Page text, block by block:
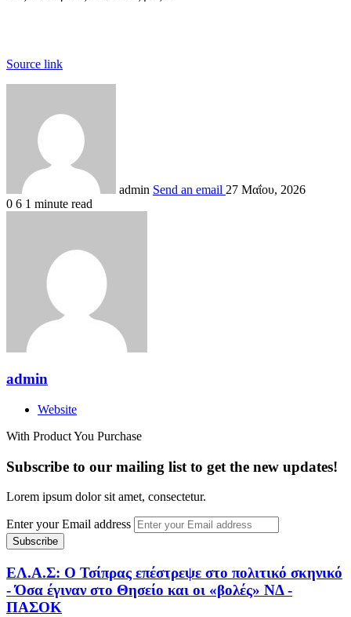
Source link
admin Send an email 27 Μαΐου, 2026
0 6 1 minute read
admin
Website
With Product You Purchase
Subscribe to our mailing list to get the new updates!
Lorem ipsum dolor sit amet, consectetur.
Enter your Email address
ΕΛ.Α.Σ: Ο Τσίπρας επέστρεψε στο πολιτικό σκηνικό
- Όσα έγιναν στο Θησείο και οι «βολές» ΝΔ -
ΠΑΣΟΚ